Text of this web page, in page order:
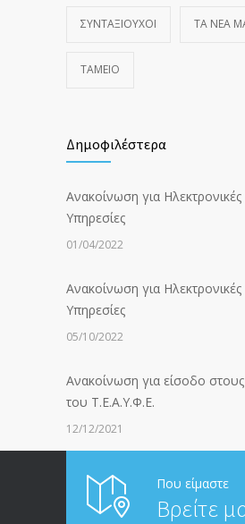
ΣΥΝΤΑΞΙΟΥΧΟΙ ΤΑ ΝΈΑ
ΤΑΜΕΙΟ
Δημοφιλέστερα
Ανακοίνωση για Ηλεκτρονικές
Υπηρεσίες
01/04/2022
Ανακοίνωση για Ηλεκτρονικές
Υπηρεσίες
05/10/2022
Ανακοίνωση για είσοδο
του Τ.Ε.Α.Υ.Φ.Ε.
12/12/2021
ΑΝΑΚΟΙΝΩΣΗ ΠΡΟΣ
20/12/2019
Που είμαστε
Βρείτε